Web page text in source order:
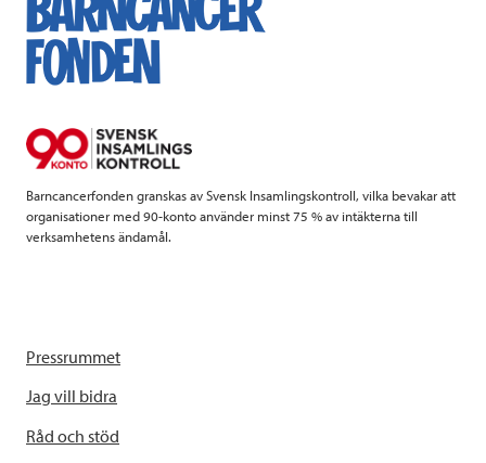
b
k
t
e
Barncancerfonden granskas av Svensk Insamlingskontroll, vilka bevakar att
organisationer med 90-konto använder minst 75 % av intäkterna till
verksamhetens ändamål.
Pressrummet
Jag vill bidra
Råd och stöd